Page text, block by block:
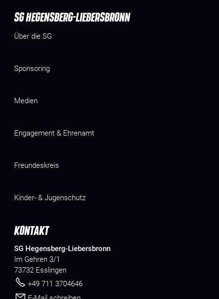
SG HEGENSBERG-LIEBERSBRONN
Über die SG
Sponsoring
Medien
Engagement & Ehrenamt
Freundeskreis
Kinder- & Jugenschutz
KONTAKT
SG Hegensberg-Liebersbronn
Im Gehren 3/1
73732 Esslingen
+49 711 3704646